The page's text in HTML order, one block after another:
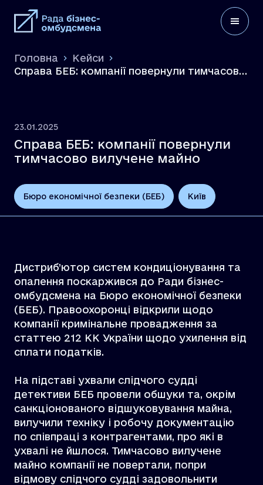
Головна
Кейси
Справа БЕБ: компанії повернули тимчасово
23.01.2025
Справа БЕБ: компанії повернули
тимчасово вилучене майно
Бюро економічної безпеки (БЕБ) Київ
Дистриб’ютор систем кондиціонування та
опалення поскаржився до Ради бізнес-
омбудсмена на Бюро економічної безпеки
(БЕБ). Правоохоронці відкрили щодо
компанії кримінальне провадження за
статтею 212 КК України щодо ухилення від
сплати податків.
На підставі ухвали слідчого судді
детективи БЕБ провели обшуки та, окрім
санкціонованого відшуковування майна,
вилучили техніку і робочу документацію
по співпраці з контрагентами, про які в
ухвалі не йшлося. Тимчасово вилучене
майно компанії не повертали, попри
відмову слідчого судді задовольнити